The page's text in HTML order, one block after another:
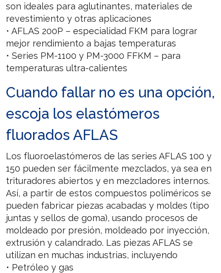
son ideales para aglutinantes, materiales de
revestimiento y otras aplicaciones
• AFLAS 200P – especialidad FKM para lograr
mejor rendimiento a bajas temperaturas
• Series PM-1100 y PM-3000 FFKM – para
temperaturas ultra-calientes
Cuando fallar no es una opción,
escoja los elastómeros
fluorados AFLAS
Los fluoroelastómeros de las series AFLAS 100 y
150 pueden ser fácilmente mezclados, ya sea en
trituradores abiertos y en mezcladores internos.
Así, a partir de estos compuestos poliméricos se
pueden fabricar piezas acabadas y moldes (tipo
juntas y sellos de goma), usando procesos de
moldeado por presión, moldeado por inyección,
extrusión y calandrado. Las piezas AFLAS se
utilizan en muchas industrias, incluyendo
• Petróleo y gas